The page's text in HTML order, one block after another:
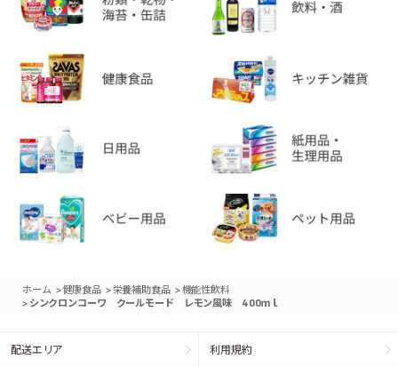
ホーム >健康食品 > 栄養補助食品 >機能性飲料
> シンクロンコーワ クールモード レモン風味 400ｍｌ
配送エリア 利用規約